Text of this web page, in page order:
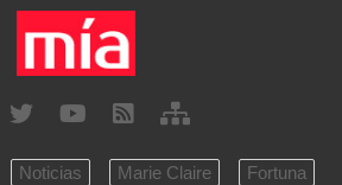
Noticias Marie Claire
Fortuna